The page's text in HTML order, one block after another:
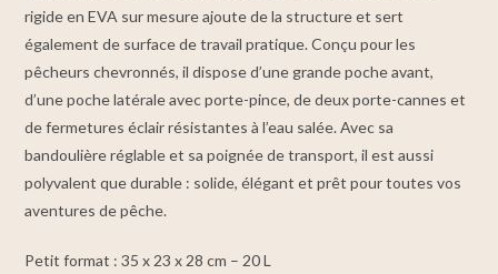
rigide en EVA sur mesure ajoute de la structure et sert
également de surface de travail pratique. Conçu pour les
pêcheurs chevronnés, il dispose d’une grande poche avant,
d’une poche latérale avec porte-pince, de deux porte-cannes et
de fermetures éclair résistantes à l’eau salée. Avec sa
bandoulière réglable et sa poignée de transport, il est aussi
polyvalent que durable : solide, élégant et prêt pour toutes vos
aventures de pêche.
Petit format : 35 x 23 x 28 cm – 20 L